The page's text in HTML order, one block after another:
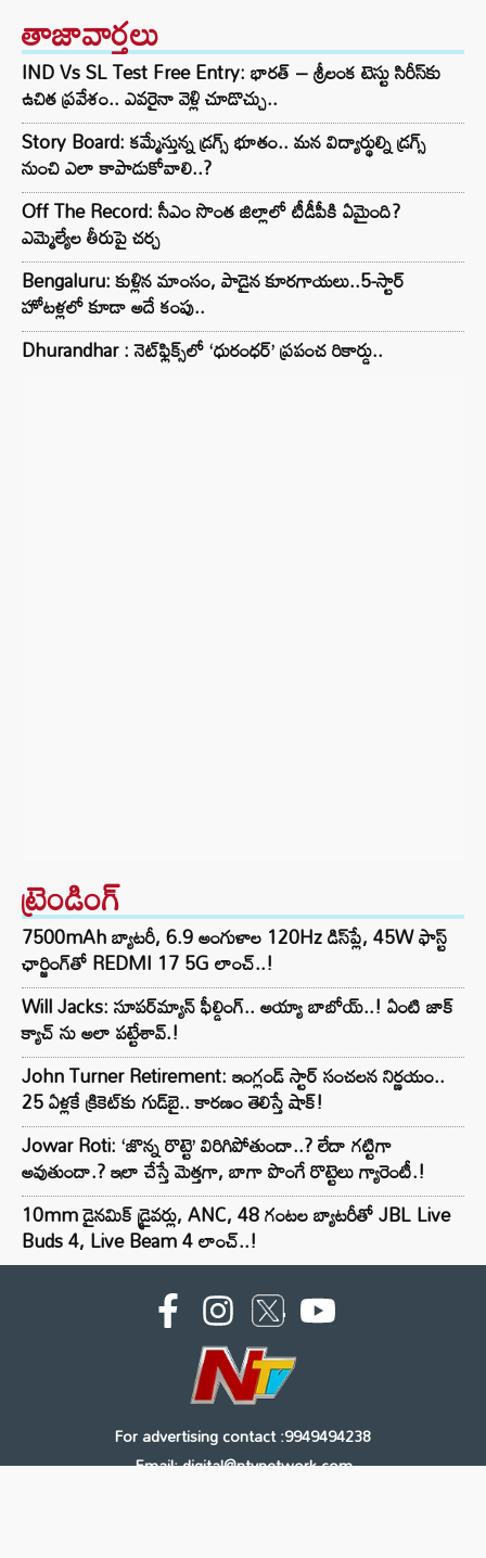
తాజావార్తలు
IND Vs SL Test Free Entry: భారత్ – శ్రీలంక టెస్టు సిరీస్‌కు
ఉచిత ప్రవేశం.. ఎవరైనా వెళ్లి చూడొచ్చు..
Story Board: కమ్మేస్తున్న డ్రగ్స్ భూతం.. మన విద్యార్థుల్ని డ్రగ్స్
నుంచి ఎలా కాపాడుకోవాలి..?
Off The Record: సీఎం సొంత జిల్లాలో టీడీపీకి ఏమైంది?
ఎమ్మెల్యేల తీరుపై చర్చ
Bengaluru: కుళ్లిన మాంసం, పాడైన కూరగాయలు..5-స్టార్
హోటళ్లలో కూడా అదే కంపు..
Dhurandhar : నెట్‌ఫ్లిక్స్‌లో ‘ధురంధర్’ ప్రపంచ రికార్డు..
ట్రెండింగ్‌
7500mAh బ్యాటరీ, 6.9 అంగుళాల 120Hz డిస్‌ప్లే, 45W ఫాస్ట్
ఛార్జింగ్‌తో REDMI 17 5G లాంచ్..!
Will Jacks: సూపర్‌మ్యాన్ ఫీల్డింగ్.. అయ్యా బాబోయ్..! ఏంటి జాక్
క్యాచ్ ను అలా పట్టేశావ్.!
John Turner Retirement: ఇంగ్లండ్ స్టార్ సంచలన నిర్ణయం..
25 ఏళ్లకే క్రికెట్‌కు గుడ్‌బై.. కారణం తెలిస్తే షాక్!
Jowar Roti: ‘జొన్న రొట్టె’ విరిగిపోతుందా..? లేదా గట్టిగా
అవుతుందా.? ఇలా చేస్తే మెత్తగా, బాగా పొంగే రొట్టెలు గ్యారెంటీ.!
10mm డైనమిక్ డ్రైవర్లు, ANC, 48 గంటల బ్యాటరీతో JBL Live
Buds 4, Live Beam 4 లాంచ్..!
For advertising contact :9949494238
Email: digital@ntvnetwork.com